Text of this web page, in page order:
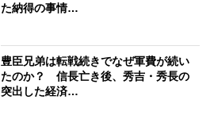
た納得の事情…
豊臣兄弟は転戦続きでなぜ軍費が続い
たのか？ 信長亡き後、秀吉・秀長の
突出した経済…